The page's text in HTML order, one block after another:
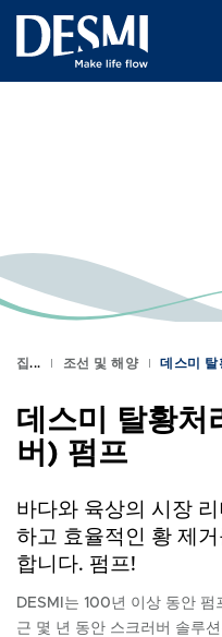
집 조선 및 해양 데스미 탈
데스미 탈황처
버) 펌프
바다와 육상의 시장
하고 효율적인 황 제
합니다. 펌프!
DESMI는 100년 이상 동안 펌
근 몇 년 동안 스크러버 솔루